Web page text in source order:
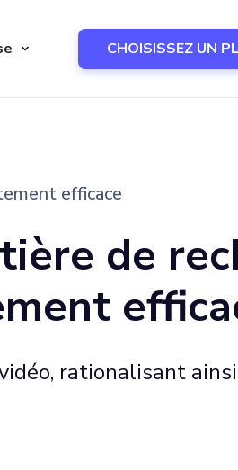
CHOISISSEZ UN
efficace
de
rationalisant